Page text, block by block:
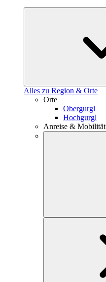
Alles zu Region & Orte
Orte
Obergurgl
Hochgurgl
Anreise & Mobilität